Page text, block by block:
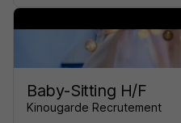
Baby-Sitting H/F
Kinougarde Recrutement